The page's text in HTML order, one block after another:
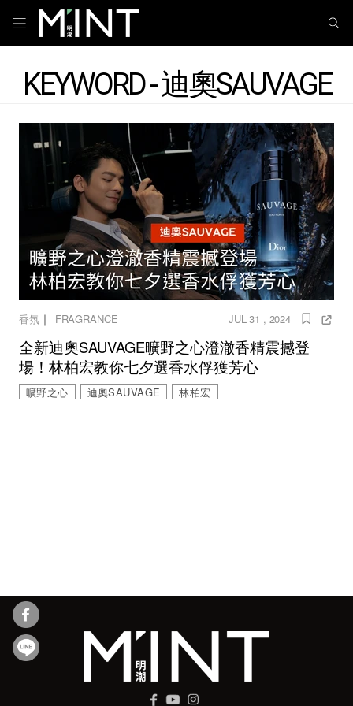
KEYWORD - 迪奧SAUVAGE
香氛｜ FRAGRANCE JUL 31 , 2024
全新迪奧SAUVAGE曠野之心澄澈香精震撼登
場！林柏宏教你七夕選香水俘獲芳心
曠野之心 迪奧SAUVAGE 林柏宏